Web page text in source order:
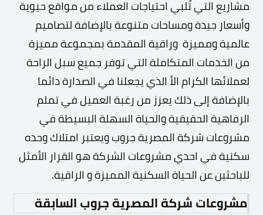
مشاريع التيتُلبي احتياجات العملاء من مواقع حيوية
وأسعار جيدة ومساحات متنوعةبالإضافة لتصاميم
عالمية ومميزة وراقية المقدمة بمجموعة مميزة
من الخدمات المتكاملةالتي توفر جميع سبل الراحة
لعملائها الكرام الأ الذي يجعلنا في الصدارة دائما
بالإضافة إلى ذلك يعزز من رغبة العميل في تملم
الرفاهية الحقيقية والحياة السهلة البسيطةفي
مشروعات شركة المصرية جروب ويعتبر امتلاك وحده
سكنية في احدي مشروعات الشركةهو القرار الأمثل
للباحثين عن الحياة السكنية المميزة و الراقية.
مشروعات شركة المصرية جروب السابقة